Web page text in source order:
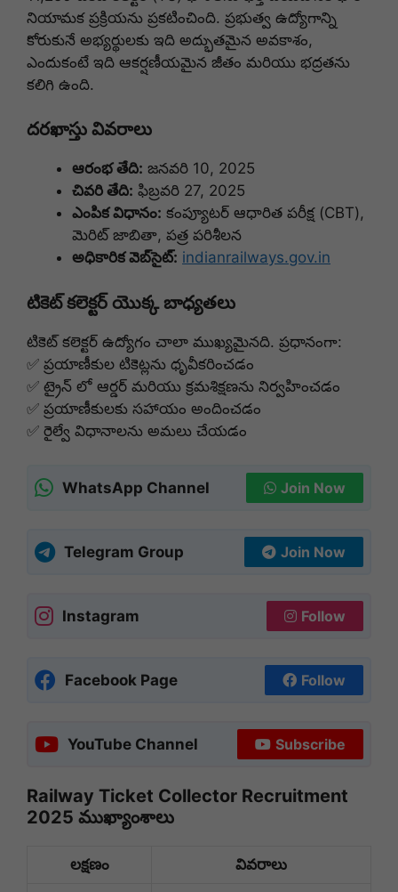
నియామక ప్రక్రియను ప్రకటించింది. ప్రభుత్వ ఉద్యోగాన్ని
కోరుకునే అభ్యర్థులకు ఇది అద్భుతమైన అవకాశం,
ఎందుకంటే ఇది ఆకర్షణీయమైన జీతం మరియు భద్రతను
కలిగి ఉంది.
దరఖాస్తు వివరాలు
ఆరంభ తేది: జనవరి 10, 2025
చివరి తేది: ఫిబ్రవరి 27, 2025
ఎంపిక విధానం: కంప్యూటర్ ఆధారిత పరీక్ష (CBT),
మెరిట్ జాబితా, పత్ర పరిశీలన
అధికారిక వెబ్‌సైట్: indianrailways.gov.in
టికెట్ కలెక్టర్ యొక్క బాధ్యతలు
టికెట్ కలెక్టర్ ఉద్యోగం చాలా ముఖ్యమైనది. ప్రధానంగా:
✅ ప్రయాణీకుల టికెట్లను ధృవీకరించడం
✅ ట్రైన్ లో ఆర్డర్ మరియు క్రమశిక్షణను నిర్వహించడం
✅ ప్రయాణీకులకు సహాయం అందించడం
✅ రైల్వే విధానాలను అమలు చేయడం
WhatsApp Channel Join Now
Telegram Group Join Now
Instagram Follow
Facebook Page Follow
YouTube Channel Subscribe
Railway Ticket Collector Recruitment
2025 ముఖ్యాంశాలు
లక్షణం వివరాలు